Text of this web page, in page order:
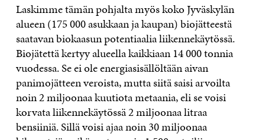
Laskimme tämän pohjalta myös koko Jyväskylän
alueen (175 000 asukkaan ja kaupan) biojätteestä
saatavan biokaasun potentiaalia liikennekäytössä.
Biojätettä kertyy alueella kaikkiaan 14 000 tonnia
vuodessa. Se ei ole energiasisällöltään aivan
panimojätteen veroista, mutta siitä saisi arvoilta
noin 2 miljoonaa kuutiota metaania, eli se voisi
korvata liikennekäytössä 2 miljoonaa litraa
bensiiniä. Sillä voisi ajaa noin 30 miljoonaa